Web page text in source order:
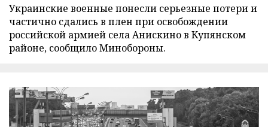
Украинские военные понесли серьезные потери и
частично сдались в плен при освобождении
российской армией села Анискино в Купянском
районе, сообщило Минобороны.